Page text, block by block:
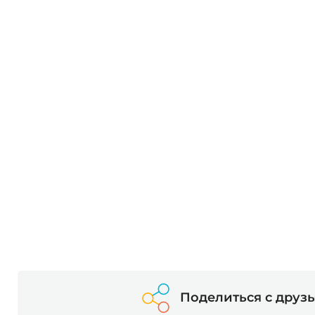
Поделиться с